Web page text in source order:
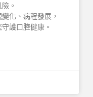
。
化、病程發展，
護口腔健康。